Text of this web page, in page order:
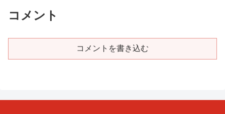
コメント
コメントを書き込む